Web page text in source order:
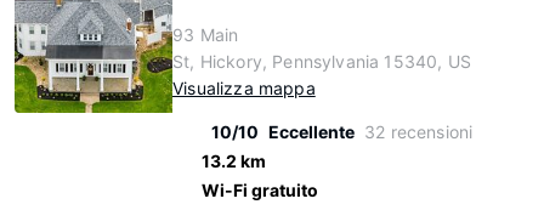
93 Main
St, Hickory, Pennsylvania 15340, US
Visualizza mappa
10/10 Eccellente 32 recensioni
13.2 km
Wi-Fi gratuito